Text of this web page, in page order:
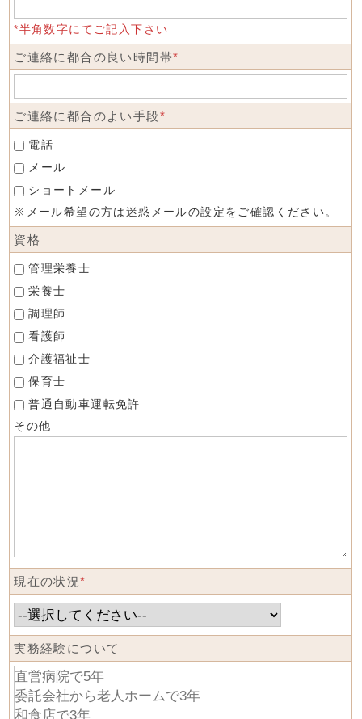
*半角数字にてご記入下さい
ご連絡に都合の良い時間帯*
ご連絡に都合のよい手段*
電話
メール
ショートメール
※メール希望の方は迷惑メールの設定をご確認ください。
資格
管理栄養士
栄養士
調理師
看護師
介護福祉士
保育士
普通自動車運転免許
その他
現在の状況*
実務経験について